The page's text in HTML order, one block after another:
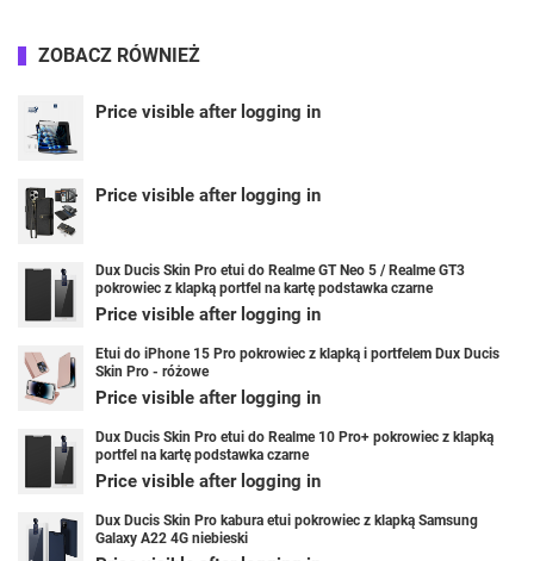
ZOBACZ RÓWNIEŻ
Price visible after logging in
Price visible after logging in
Dux Ducis Skin Pro etui do Realme GT Neo 5 / Realme GT3
pokrowiec z klapką portfel na kartę podstawka czarne
Price visible after logging in
Etui do iPhone 15 Pro pokrowiec z klapką i portfelem Dux Ducis
Skin Pro - różowe
Price visible after logging in
Dux Ducis Skin Pro etui do Realme 10 Pro+ pokrowiec z klapką
portfel na kartę podstawka czarne
Price visible after logging in
Dux Ducis Skin Pro kabura etui pokrowiec z klapką Samsung
Galaxy A22 4G niebieski